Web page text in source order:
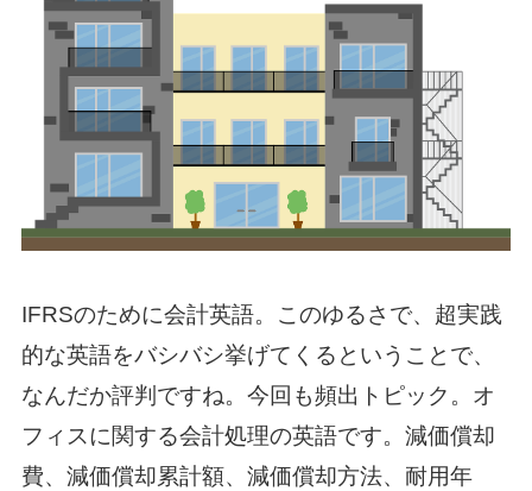
IFRSのために会計英語。このゆるさで、超実践
的な英語をバシバシ挙げてくるということで、
なんだか評判ですね。今回も頻出トピック。オ
フィスに関する会計処理の英語です。減価償却
費、減価償却累計額、減価償却方法、耐用年